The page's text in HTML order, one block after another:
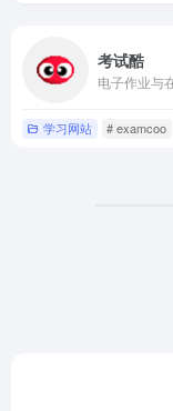
标
签
为
考试酷
学习网站 # examcoo